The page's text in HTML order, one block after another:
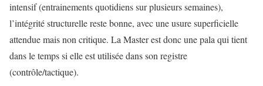
intensif (entrainements quotidiens sur plusieurs semaines),
l’intégrité structurelle reste bonne, avec une usure superficielle
attendue mais non critique. La Master est donc une pala qui tient
dans le temps si elle est utilisée dans son registre
(contrôle/tactique).